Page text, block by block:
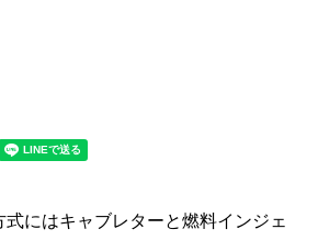
にはキャブレターと燃料インジェ